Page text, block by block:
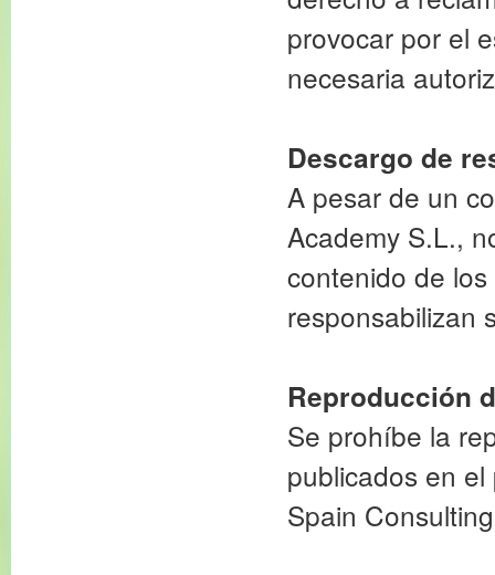
provocar por el
necesaria
Descargo de
A pesar de un
Academy S.L.,
contenido de
responsabilizan
Reproducción
Se prohíbe la
publicados en
Spain